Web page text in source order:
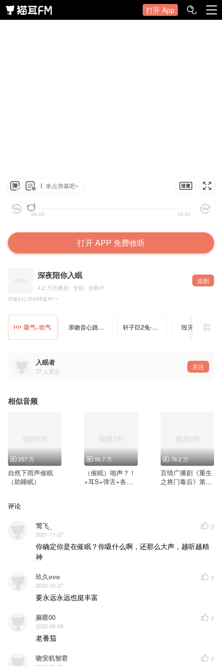
打开 App
来点弹幕吧~
00:00 00:00
打开 APP 免费收听
深夜陪你入眠
4.2 万次播放 · 专辑 · 连载中
追剧
舒服到心里的呼吸声~~
吸气~吹气 亲吻音心跳水声 轩子巨2兔-掏耳按摩 毁灭式掏耳
入眠者
77 人关注
关注
相似音频
257 万
自然下雨声催眠
（助睡眠）
56.7 万
（催眠）啪声？！
+耳S+弹舌+各种
78.2 万
言情广播剧《重生
之将门毒后》第一
评论
莺飞_
2021-11-27
0
你确定你是在催眠？你吸什么啊，还那么大声，越听越精
神
玖久ovo
2020-10-27
0
要永远永远也挺丰富
麻匪00
2020-09-08
0
老番茄
吻安机智君 0